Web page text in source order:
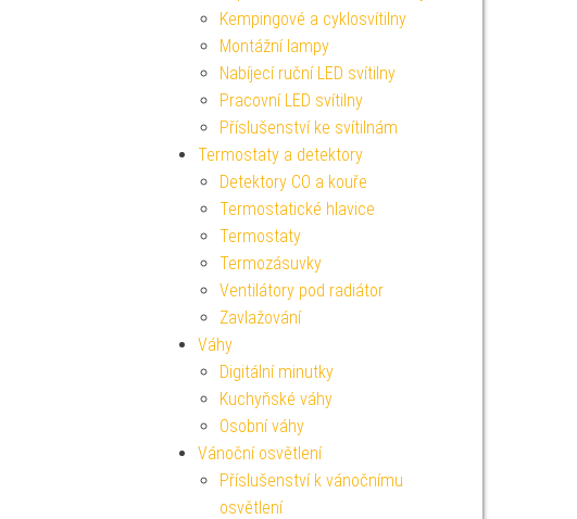
Kempingové a cyklosvítilny
Montážní lampy
Nabíjecí ruční LED svítilny
Pracovní LED svítilny
Příslušenství ke svítilnám
Termostaty a detektory
Detektory CO a kouře
Termostatické hlavice
Termostaty
Termozásuvky
Ventilátory pod radiátor
Zavlažování
Váhy
Digitální minutky
Kuchyňské váhy
Osobní váhy
Vánoční osvětlení
Příslušenství k vánočnímu
osvětlení